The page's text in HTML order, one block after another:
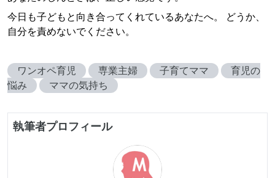
今日も子どもと向き合ってくれているあなたへ。 どうか、
自分を責めないでください。
ワンオペ育児 専業主婦 子育てママ
育児の
悩み
ママの気持ち
執筆者プロフィール